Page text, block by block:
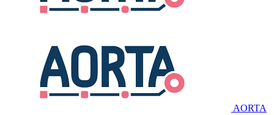
AORTA